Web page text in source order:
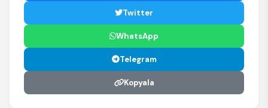
Twitter
WhatsApp
Telegram
Kopyala